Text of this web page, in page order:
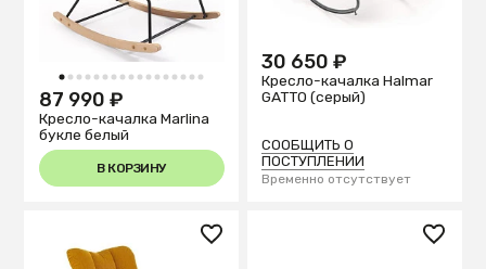
1 2 3 4 5 6 7 8 9 1011121314151617
87 990 ₽
Кресло-качалка Marlina
букле белый
В КОРЗИНУ
30 650 ₽
Кресло-качалка Halmar
GATTO (серый)
СООБЩИТЬ О
ПОСТУПЛЕНИИ
Временно отсутствует